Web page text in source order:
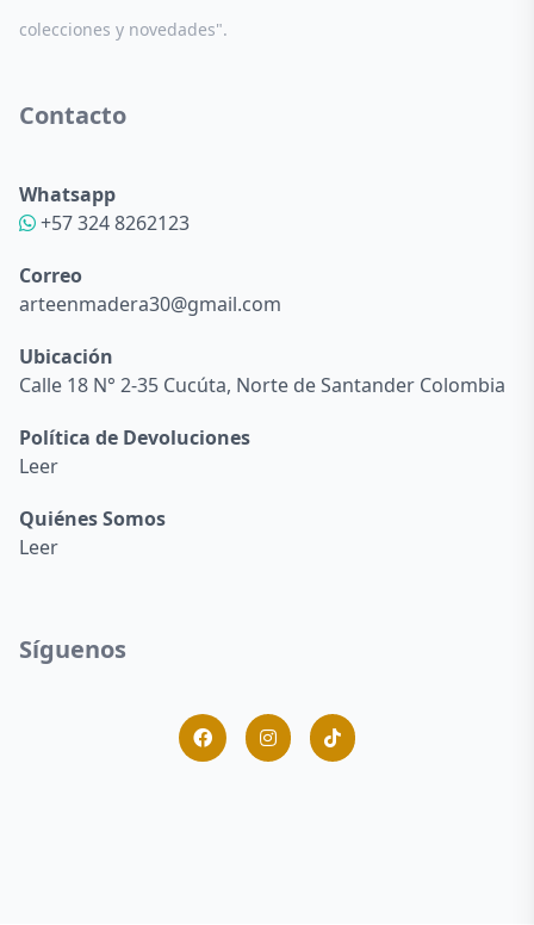
colecciones y novedades".
Contacto
Whatsapp
+57 324 8262123
Correo
arteenmadera30@gmail.com
Ubicación
Calle 18 N° 2-35 Cucúta, Norte de Santander Colombia
Política de Devoluciones
Leer
Quiénes Somos
Leer
Síguenos